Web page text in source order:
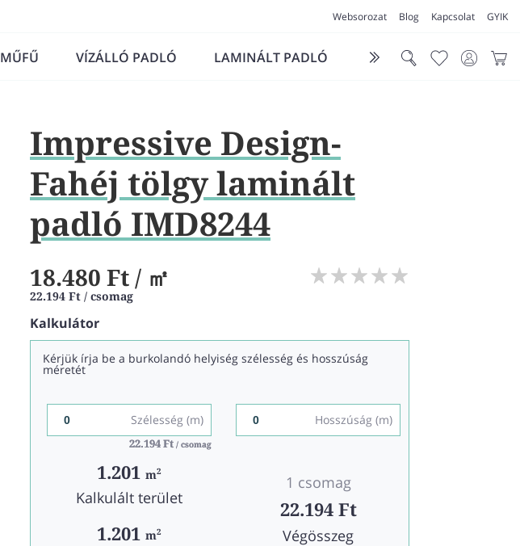
Websorozat Blog Kapcsolat GYIK
MŰFŰ VÍZÁLLÓ PADLÓ LAMINÁLT PADLÓ FUTÓSZŐNYEG
Impressive Design-
Fahéj tölgy laminált
padló IMD8244
18.480 Ft / ㎡
22.194 Ft / csomag
Kalkulátor
Kérjük írja be a burkolandó helyiség szélesség és hosszúság
méretét
Szélesség (m)
22.194 Ft / csomag
1.201 m2
Kalkulált terület
22.194 Ft / csomag
1.201 m2
Hosszúság (m)
1 csomag
22.194 Ft
Végösszeg